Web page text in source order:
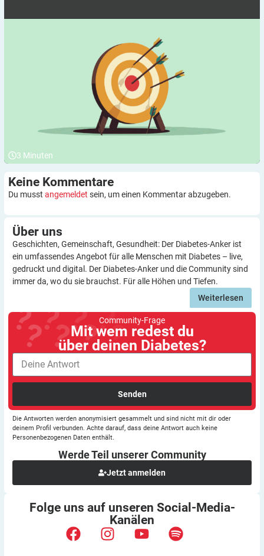
3 Minuten
Keine Kommentare
Du musst angemeldet sein, um einen Kommentar abzugeben.
Über uns
Geschichten, Gemeinschaft, Gesundheit: Der Diabetes-Anker ist
ein umfassendes Angebot für alle Menschen mit Diabetes – live,
gedruckt und digital. Der Diabetes-Anker und die Community sind
immer da, wo du sie brauchst. Für alle Höhen und Tiefen.
Weiterlesen
Community-Frage
Mit wem redest du
über deinen Diabetes?
Senden
Die Antworten werden anonymisiert gesammelt und sind nicht mit dir oder
deinem Profil verbunden. Achte darauf, dass deine Antwort auch keine
Personenbezogenen Daten enthält.
Werde Teil unserer Community
Jetzt anmelden
Folge uns auf unseren Social-Media-
Kanälen